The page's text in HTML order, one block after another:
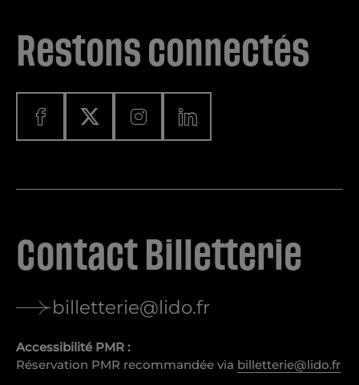
Restons connectés
Contact Billetterie
billetterie@lido.fr
Accessibilité PMR :
Réservation PMR recommandée via billetterie@lido.fr